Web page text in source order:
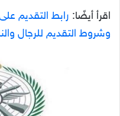
اقرأ أيضًا:
وشروط التقديم للرجال